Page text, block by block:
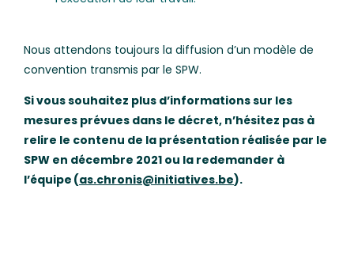
Nous attendons toujours la diffusion d’un modèle de
convention transmis par le SPW.
Si vous souhaitez plus d’informations sur les
mesures prévues dans le décret, n’hésitez pas à
relire le contenu de la présentation réalisée par le
SPW en décembre 2021 ou la redemander à
l’équipe (as.chronis@initiatives.be).